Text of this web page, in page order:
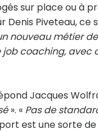
sur place ou à
Denis Piveteau, ce
nouveau métier de
coaching, avec
Jacques
». « Pas de
est une sorte